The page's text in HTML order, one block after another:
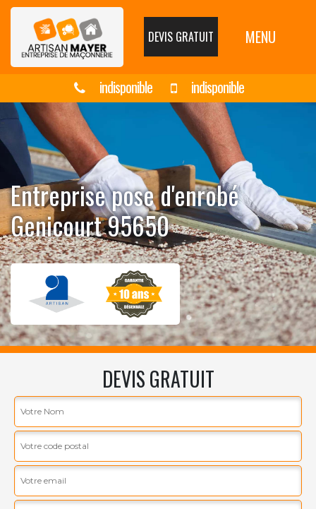
DEVIS GRATUIT MENU
indisponible indisponible
Entreprise pose d'enrobé
Genicourt 95650
DEVIS GRATUIT